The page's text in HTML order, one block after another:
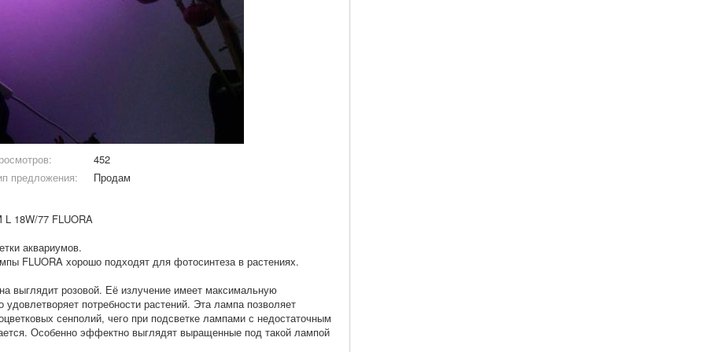
452
предложения:
Продам
L 18W/77 FLUORA
аквариумов.
FLUORA хорошо подходят для фотосинтеза в растениях.
выглядит розовой. Её излучение имеет максимальную
потребности растений. Эта лампа позволяет
сенполий, чего при подсветке лампами с недостаточным
Особенно эффектно выглядят выращенные под такой лампой